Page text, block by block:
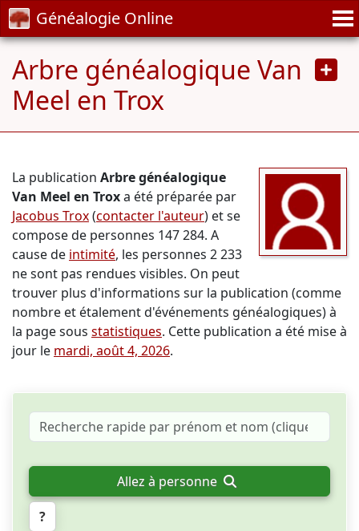
Généalogie Online
Arbre généalogique Van
Meel en Trox
La publication Arbre généalogique
Van Meel en Troxa été préparée par
Jacobus Trox(contacter l'auteur) et se
compose de personnes 147 284. A
cause de intimité, les personnes 2 233
ne sont pas rendues visibles. On peut
trouver plus d'informations sur la publication (comme
nombre et étalement d'événements généalogiques) à
la page sous statistiques. Cette publication a été mise à
jour le mardi, août 4, 2026.
Allez à personne
?